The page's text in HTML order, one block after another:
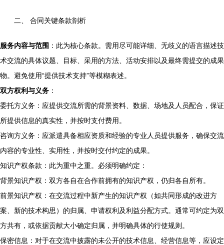
二、 合同关键条款剖析
服务内容与范围 ：此为核心条款。需用尽可能详细、无歧义的语言描述技
术交流的具体议题、目标、采用的方法、活动安排以及最终需提交的成果
物。避免使用“提供技术支持”等模糊表述。
双方权利与义务 ：
委托方义务：应提供交流所需的背景资料、数据、场地及人员配合，保证
所提供信息的真实性，并按时支付费用。
咨询方义务：应派遣具备相应资质和经验的专业人员提供服务，确保交流
内容的专业性、实用性，并按时交付约定的成果。
知识产权条款：此为重中之重。必须明确约定：
背景知识产权：双方各自在合作前拥有的知识产权，仍归各自所有。
前景知识产权：在交流过程中新产生的知识产权（如共同形成的改进方
案、新的技术构思）的归属、申请权利及利益分配方式。通常可约定为双
方共有，或依据贡献大小确定归属，并明确具体的行使规则。
保密信息：对于在交流中披露的未公开的技术信息、经营信息等，应设定